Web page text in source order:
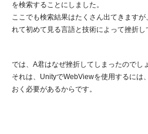
を検索することにしました。
ここでも検索結果はたくさん出てきます
れて初めて見る言語と技術によって挫折し
では、A君はなぜ挫折してしまったのでし
それは、UnityでWebViewを使用するには
おく必要があるからです。